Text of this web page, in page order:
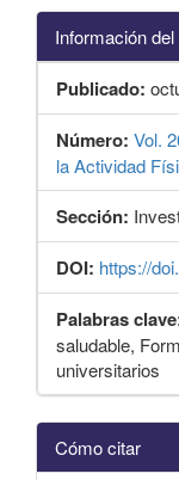
Información
Publicado:
Número: Vol.
la Actividad
Sección:
DOI: https://
Palabras
saludable,
universitarios
Detalles
del
artículo
Cómo citar